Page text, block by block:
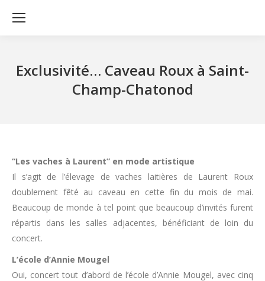
Exclusivité… Caveau Roux à Saint-
Champ-Chatonod
“Les vaches à Laurent” en mode artistique
Il s’agit de l’élevage de vaches laitières de Laurent Roux
doublement fêté au caveau en cette fin du mois de mai.
Beaucoup de monde à tel point que beaucoup d’invités furent
répartis dans les salles adjacentes, bénéficiant de loin du
concert.
L’école d’Annie Mougel
Oui, concert tout d’abord de l’école d’Annie Mougel, avec cinq